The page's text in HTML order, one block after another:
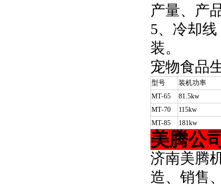
产量、产
5、冷却
装。
宠物食品
型号
装机功率
MT-65
81.5kw
MT-70
115kw
MT-85
181kw
美腾公
济南美腾
造、销售